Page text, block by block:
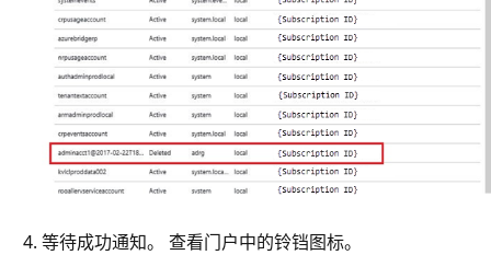
等待成功通知。 查看门户中的铃铛图标。